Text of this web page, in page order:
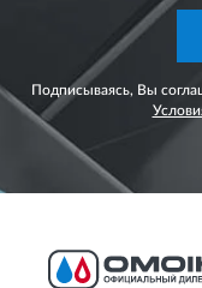
Подписываясь, Вы